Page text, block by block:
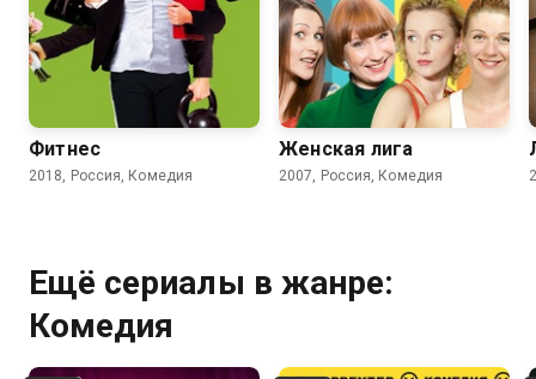
Фитнес
2018, Россия, Комедия
4.2 3.7
Женская лига
2007, Россия, Комедия
Ещё сериалы в жанре:
Комедия